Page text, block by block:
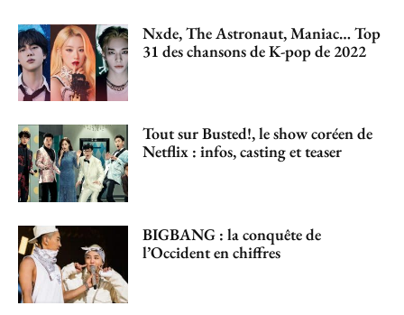
Nxde, The Astronaut, Maniac… Top
31 des chansons de K-pop de 2022
Tout sur Busted!, le show coréen de
Netflix : infos, casting et teaser
BIGBANG : la conquête de
l’Occident en chiffres